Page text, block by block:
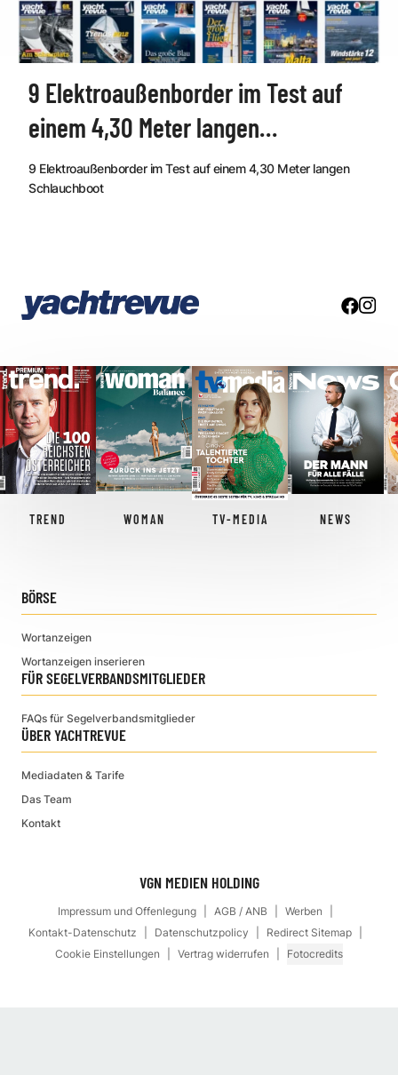
9 Elektroaußenborder im Test auf
einem 4,30 Meter langen
Schlauchboot
9 Elektroaußenborder im Test auf einem 4,30 Meter langen
Schlauchboot
TREND WOMAN TV-MEDIA NEWS
BÖRSE
Wortanzeigen
Wortanzeigen inserieren
FÜR SEGELVERBANDSMITGLIEDER
FAQs für Segelverbandsmitglieder
ÜBER YACHTREVUE
Mediadaten & Tarife
Das Team
Kontakt
VGN MEDIEN HOLDING
Impressum und Offenlegung AGB / ANB
Werben
Kontakt-Datenschutz
Datenschutzpolicy
Redirect Sitemap
Cookie Einstellungen
Vertrag widerrufen Fotocredits